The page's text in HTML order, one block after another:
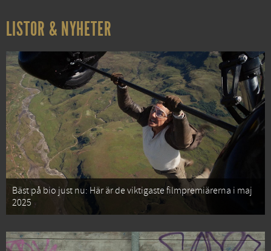
LISTOR & NYHETER
Bäst på bio just nu: Här är de viktigaste filmpremiärerna i maj
2025